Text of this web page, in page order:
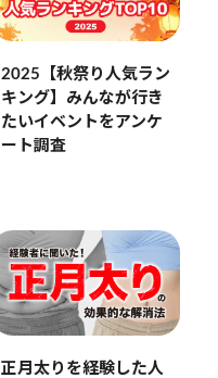
2025【秋祭り人気ラン
キング】みんなが行き
たいイベントをアンケ
ート調査
正月太りを経験した人